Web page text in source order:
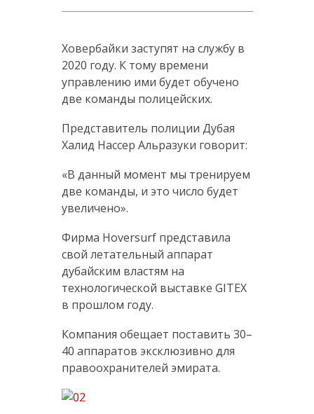
Ховербайки заступят на службу в
2020 году. К тому времени
управлению ими будет обучено
две команды полицейских.
Представитель полиции Дубая
Халид Нассер Альразуки говорит:
«В данный момент мы тренируем
две команды, и это число будет
увеличено».
Фирма Hoversurf представила
свой летательный аппарат
дубайским властям на
технологической выставке GITEX
в прошлом году.
Компания обещает поставить 30–
40 аппаратов эксклюзивно для
правоохранителей эмирата.